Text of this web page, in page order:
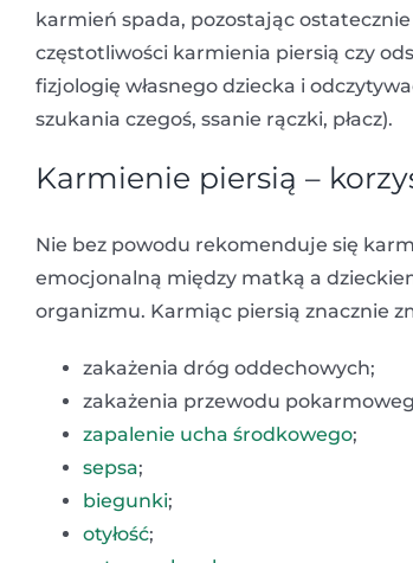
karmień spada, pozostając
częstotliwości karmienia piersią czy
fizjologię własnego dziecka i
szukania czegoś, ssanie rączki, płacz).
Karmienie piersią –
Nie bez powodu rekomenduje się
emocjonalną między matką a
organizmu. Karmiąc piersią znacznie
zakażenia dróg oddechowych;
zakażenia przewodu
zapalenie ucha środkowego;
sepsa;
biegunki;
otyłość;